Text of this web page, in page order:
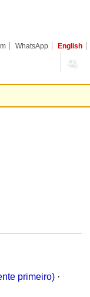
WhatsApp English
primeiro) ·